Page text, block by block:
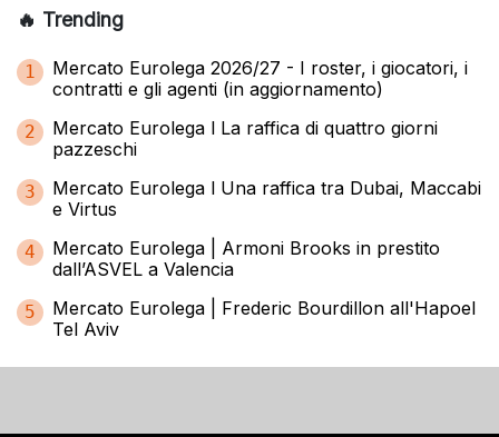
🔥 Trending
1
Mercato Eurolega 2026/27 - I roster, i giocatori, i
contratti e gli agenti (in aggiornamento)
2
Mercato Eurolega l La raffica di quattro giorni
pazzeschi
3
Mercato Eurolega l Una raffica tra Dubai, Maccabi
e Virtus
4
Mercato Eurolega | Armoni Brooks in prestito
dall’ASVEL a Valencia
5
Mercato Eurolega | Frederic Bourdillon all'Hapoel
Tel Aviv